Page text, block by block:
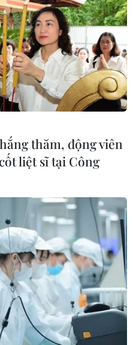
thăm, động viên
liệt sĩ tại Công